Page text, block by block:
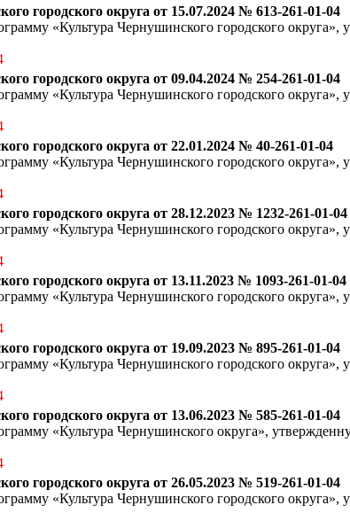
городского округа от 15.07.2024 № 613-261-01-04
«Культура Чернушинского городского
городского округа от 09.04.2024 № 254-261-01-04
«Культура Чернушинского городского
городского округа от 22.01.2024 № 40-261-01-04
«Культура Чернушинского городского
городского округа от 28.12.2023 № 1232-261-01-04
«Культура Чернушинского городского
городского округа от 13.11.2023 № 1093-261-01-04
«Культура Чернушинского городского
городского округа от 19.09.2023 № 895-261-01-04
«Культура Чернушинского городского
городского округа от 13.06.2023 № 585-261-01-04
«Культура Чернушинского округа»,
городского округа от 26.05.2023 № 519-261-01-04
«Культура Чернушинского городского